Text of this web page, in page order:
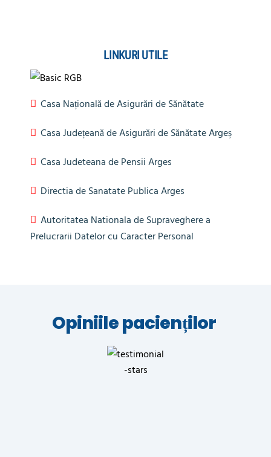
LINKURI UTILE
Casa Națională de Asigurări de Sănătate
Casa Județeană de Asigurări de Sănătate Argeș
Casa Judeteana de Pensii Arges
Directia de Sanatate Publica Arges
Autoritatea Nationala de Supraveghere a
Prelucrarii Datelor cu Caracter Personal
Opiniile pacienților